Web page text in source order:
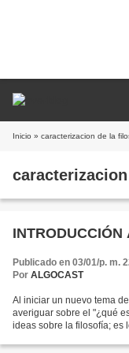
Inicio » caracterizacion de la
Publicado en 03/01/p. m.
Por ALGOCAST
Al iniciar un nuevo tema
averiguar sobre el "¿qué
ideas sobre la filosofía; es